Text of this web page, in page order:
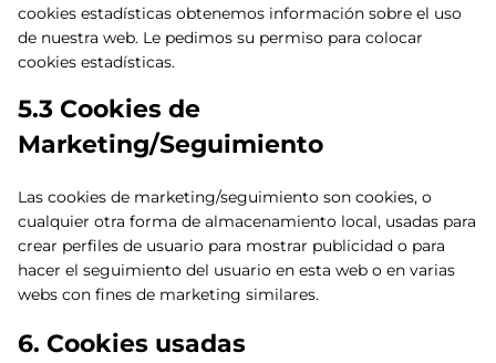
cookies estadísticas obtenemos información sobre el uso
de nuestra web. Le pedimos su permiso para colocar
cookies estadísticas.
5.3 Cookies de
Marketing/Seguimiento
Las cookies de marketing/seguimiento son cookies, o
cualquier otra forma de almacenamiento local, usadas para
crear perfiles de usuario para mostrar publicidad o para
hacer el seguimiento del usuario en esta web o en varias
webs con fines de marketing similares.
6. Cookies usadas